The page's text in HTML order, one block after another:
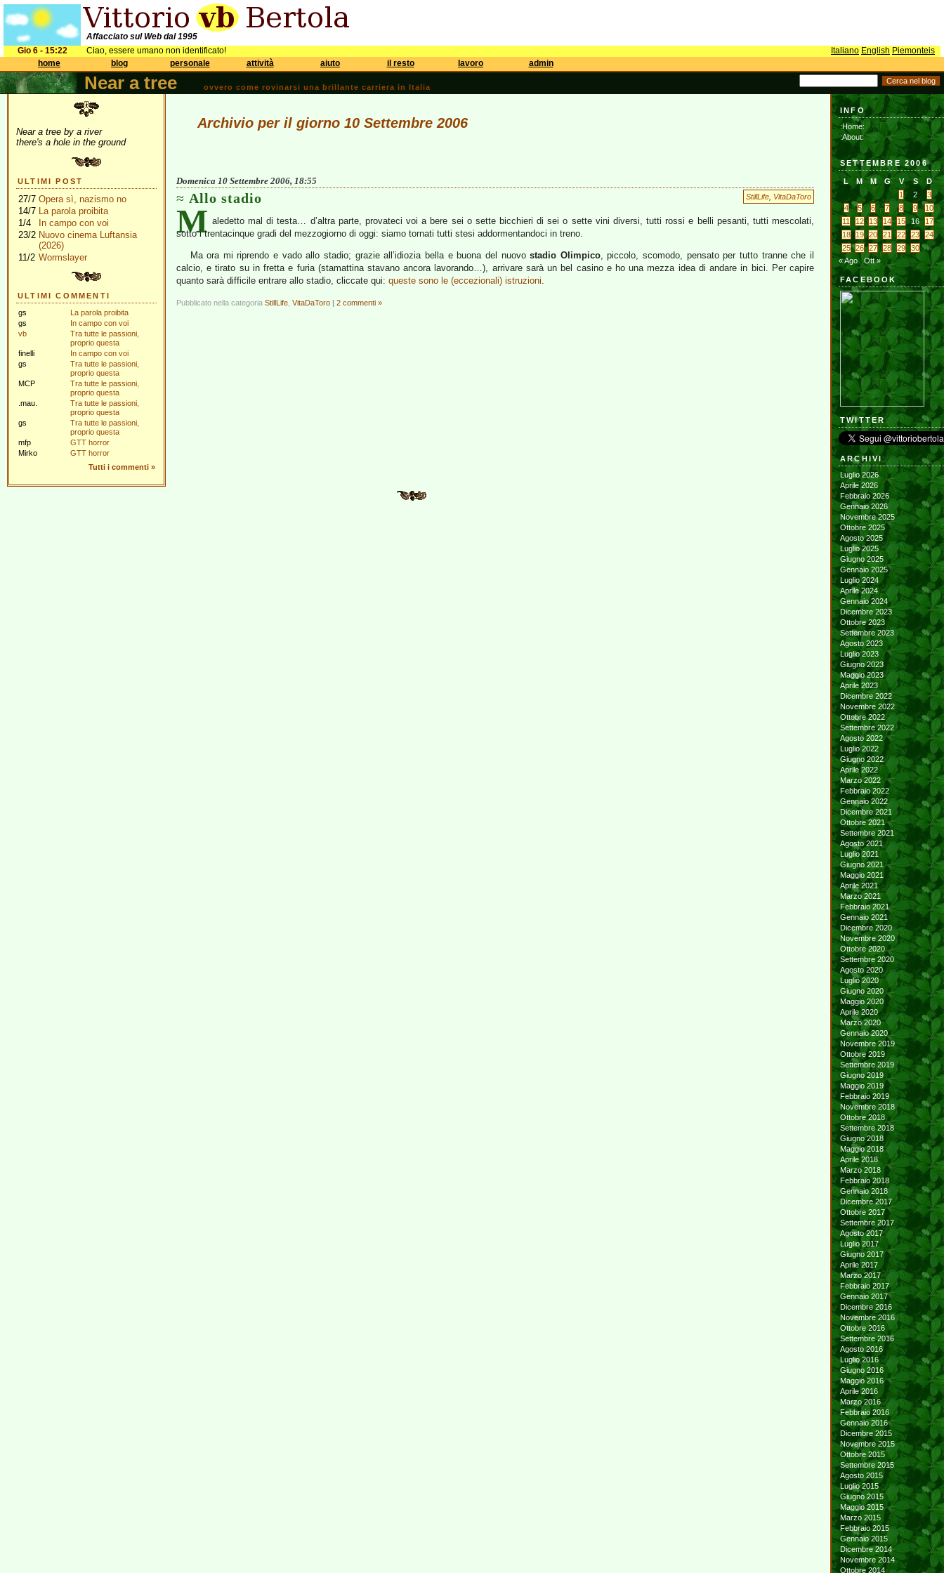
Affacciato sul Web dal 1995
Gio 6 - 15:22
Ciao, essere umano non identificato! Italiano English Piemonteis
home
blog personale attività aiuto il resto lavoro admin
Near a tree ovvero come rovinarsi una brillante carriera in Italia
Near a tree by a river
there's a hole in the ground
ULTIMI POST
27/7 Opera sì, nazismo no
14/7 La parola proibita
1/4
In campo con voi
23/2 Nuovo cinema Luftansia
(2026)
11/2 Wormslayer
ULTIMI COMMENTI
gs
La parola proibita
gs
In campo con voi
vb
Tra tutte le passioni,
proprio questa
finelli
In campo con voi
gs
Tra tutte le passioni,
proprio questa
MCP
Tra tutte le passioni,
proprio questa
.mau.
Tra tutte le passioni,
proprio questa
gs
Tra tutte le passioni,
proprio questa
mfp
GTT horror
Mirko
GTT horror
Tutti i commenti »
Archivio per il giorno 10 Settembre 2006
Domenica 10 Settembre 2006, 18:55
StillLife VitaDaToro
Allo stadio
M aledetto mal di testa… d’altra parte, provateci voi a bere sei o sette bicchieri di sei o sette vini diversi, tutti rossi e belli pesanti, tutti mescolati,
sotto i trentacinque gradi del mezzogiorno di oggi: siamo tornati tutti stesi addormentandoci in treno.
Ma ora mi riprendo e vado allo stadio; grazie all’idiozia bella e buona del nuovostadio Olimpico, piccolo, scomodo, pensato per tutto tranne che il
calcio, e tirato su in fretta e furia (stamattina stavano ancora lavorando…), arrivare sarà un bel casino e ho una mezza idea di andare in bici. Per capire
quanto sarà difficile entrare allo stadio, cliccate qui: queste sono le (eccezionali) istruzioni.
Pubblicato nella categoria StillLife VitaDaToro | 2 commenti »
INFO
:Home:
:About:
SETTEMBRE 2006
L M M G V S
D
1
2
3
4
5 6 7 8 9
10
11
12 13 14 15 16
17
18
19 20 21 22 23
24
25
26 27 28 29
30
« Ago
Ott »
FACEBOOK
TWITTER
ARCHIVI
Luglio 2026
Aprile 2026
Febbraio 2026
Gennaio 2026
Novembre 2025
Ottobre 2025
Agosto 2025
Luglio 2025
Giugno 2025
Gennaio 2025
Luglio 2024
Aprile 2024
Gennaio 2024
Dicembre 2023
Ottobre 2023
Settembre 2023
Agosto 2023
Luglio 2023
Giugno 2023
Maggio 2023
Aprile 2023
Dicembre 2022
Novembre 2022
Ottobre 2022
Settembre 2022
Agosto 2022
Luglio 2022
Giugno 2022
Aprile 2022
Marzo 2022
Febbraio 2022
Gennaio 2022
Dicembre 2021
Ottobre 2021
Settembre 2021
Agosto 2021
Luglio 2021
Giugno 2021
Maggio 2021
Aprile 2021
Marzo 2021
Febbraio 2021
Gennaio 2021
Dicembre 2020
Novembre 2020
Ottobre 2020
Settembre 2020
Agosto 2020
Luglio 2020
Giugno 2020
Maggio 2020
Aprile 2020
Marzo 2020
Gennaio 2020
Novembre 2019
Ottobre 2019
Settembre 2019
Giugno 2019
Maggio 2019
Febbraio 2019
Novembre 2018
Ottobre 2018
Settembre 2018
Giugno 2018
Maggio 2018
Aprile 2018
Marzo 2018
Febbraio 2018
Gennaio 2018
Dicembre 2017
Ottobre 2017
Settembre 2017
Agosto 2017
Luglio 2017
Giugno 2017
Aprile 2017
Marzo 2017
Febbraio 2017
Gennaio 2017
Dicembre 2016
Novembre 2016
Ottobre 2016
Settembre 2016
Agosto 2016
Luglio 2016
Giugno 2016
Maggio 2016
Aprile 2016
Marzo 2016
Febbraio 2016
Gennaio 2016
Dicembre 2015
Novembre 2015
Ottobre 2015
Settembre 2015
Agosto 2015
Luglio 2015
Giugno 2015
Maggio 2015
Marzo 2015
Febbraio 2015
Gennaio 2015
Dicembre 2014
Novembre 2014
Ottobre 2014